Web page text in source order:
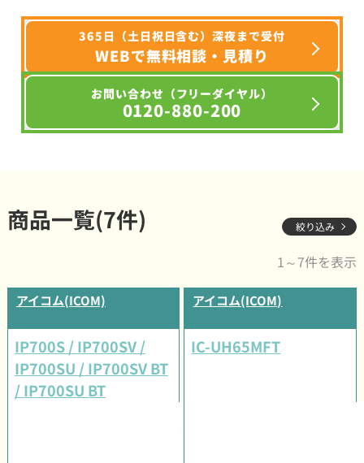
365日（土日祝日含む）深夜まで受付
WEBで無料相談・見積り
お問い合わせ（フリーダイヤル）
0120-880-200
商品一覧(7件) 絞り込み
1～7件を表示
アイコム(ICOM)
IP700S / IP700SV /
IP700SU / IP700SV BT
/ IP700SU BT
アイコム(ICOM)
IC-UH65MFT